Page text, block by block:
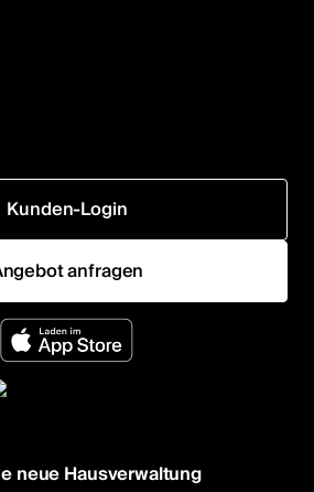
Kunden-Login
anfragen
neue Hausverwaltung